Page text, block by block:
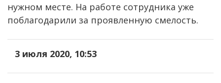
нужном месте. На работе сотрудника уже
поблагодарили за проявленную смелость.
3 июля 2020, 10:53